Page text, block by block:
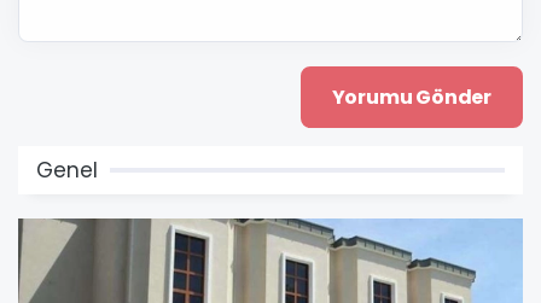
Genel